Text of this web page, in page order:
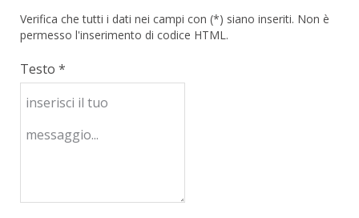
Verifica che tutti i dati nei campi con (*) siano inseriti. Non è
permesso l'inserimento di codice HTML.
Testo *